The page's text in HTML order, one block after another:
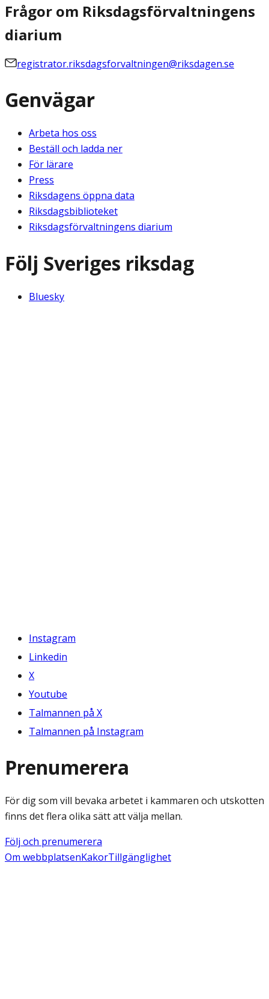
Frågor om Riksdagsförvaltningens
diarium
registrator.riksdagsforvaltningen@riksdagen.se
Genvägar
Arbeta hos oss
Beställ och ladda ner
För lärare
Press
Riksdagens öppna data
Riksdagsbiblioteket
Riksdagsförvaltningens diarium
Följ Sveriges riksdag
Bluesky
Instagram
Linkedin
X
Youtube
Talmannen på X
Talmannen på Instagram
Prenumerera
För dig som vill bevaka arbetet i kammaren och utskotten
finns det flera olika sätt att välja mellan.
Följ och prenumerera
Om webbplatsenKakorTillgänglighet